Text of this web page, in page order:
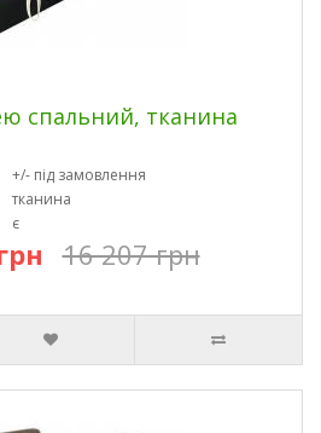
спальний, тканина
+/- під замовлення
тканина
є
16 207 грн